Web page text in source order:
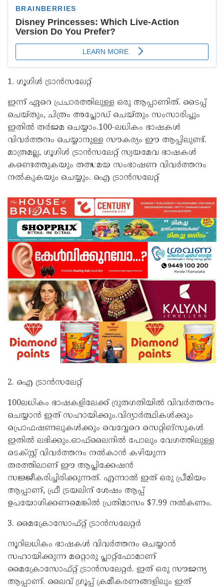
1. ഗൂഗിൾ ട്രാൻസലേറ്റ്
ഇന്ന് ഏറെ പ്രചാരത്തിലുള്ള ഒരു ആപ്പാണിത്. ടൈപ്പ്
ചെയ്തും, ചിത്രം അപ്ലോഡ് ചെയ്തും സംസാരിച്ചും
ഇതിൽ തർജമ ചെയ്യാം.100-ലധികം ഭാഷകൾ
വിവർത്തനം ചെയ്യാനുള്ള സൗകര്യം ഈ ആപ്പിലുണ്ട്.
മാത്രമല്ല, ഗൂഗിൾ ട്രാൻസലേറ്റ് സ്വയമേവ ഭാഷകൾ
കണ്ടെത്തുകയും തത്സമയ സംഭാഷണ വിവർത്തനം
നൽകുകയും ചെയ്യും. ഐ ട്രാൻസലേറ്റ്
2. ഐ ട്രാൻസലേറ്റ്
100ലധികം ഭാഷകളിലേക്ക് ദ്രുതഗതിയിൽ വിവർത്തനം
ചെയ്യാൻ ഇത് സഹായിക്കും.വിദ്യാർത്ഥികൾക്കും
പ്രൊഫഷണലുകൾക്കും വെവ്വേറെ സെറ്റിങ്സുകൾ
ഇതിൽ ലഭിക്കും.ഓഫ്‌ലൈനിൽ പോലും വേഗത്തിലുള്ള
ടെക്സ്റ്റ് വിവർത്തനം നൽകാൻ ക‍ഴിയുന്ന
തരത്തിലാണ് ഈ ആപ്ലിക്കേഷൻ
സജ്ജീകരിച്ചിരിക്കുന്നത്. എന്നാൽ ഇത് ഒരു പ്രീമിയം
ആപ്പാണ്, ഫ്രീ ട്രയലിന് ശേഷം ആപ്പ്
ഉപയോഗിക്കണമെങ്കിൽ പ്രതിമാസം $7.99 നൽകണം.
3. മൈക്രോസോഫ്റ്റ് ട്രാൻസലേറ്റർ
നൂറിലധികം ഭാഷകൾ വിവർത്തനം ചെയ്യാൻ
സഹായിക്കുന്ന മറ്റൊരു പ്ലാറ്റ്ഫോമാണ്
മൈക്രോസോഫ്റ്റ് ട്രാൻസലേറ്റർ. ഇത് ഒരു സൗജന്യ
ആപ്പാണ്. ലൈവ് ഗ്രൂപ്പ് ക്രമീകരണങ്ങളിലും ഇത്